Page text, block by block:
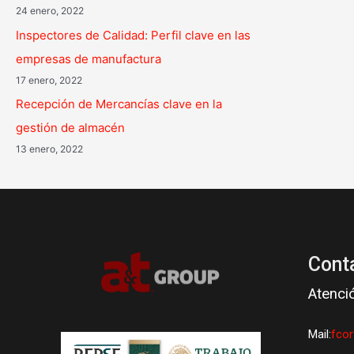
24 enero, 2022
Inspectores de Calidad: Perfil clave en las
empresas de manufactura
17 enero, 2022
Recepción de Mercancías clave en la
gestión de almacén
13 enero, 2022
Mail: